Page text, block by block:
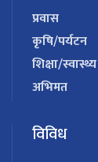
प्रवास
कृषि/पर्यटन
शिक्षा/स्वास्थ्य
अभिमत
विविध